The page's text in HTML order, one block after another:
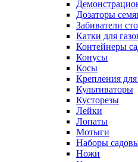
Дозаторы
Забиватели
Катки для
Контейнеры
Конусы
Косы
Крепления
Культиваторы
Кусторезы
Лейки
Лопаты
Мотыги
Наборы
Ножи